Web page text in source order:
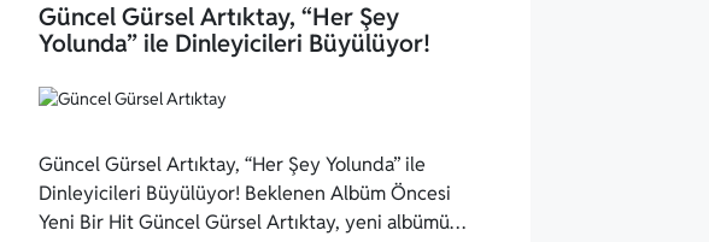
Güncel Gürsel Artıktay, “Her Şey
Yolunda” ile Dinleyicileri Büyülüyor!
Güncel Gürsel Artıktay, “Her Şey Yolunda” ile
Dinleyicileri Büyülüyor! Beklenen Albüm Öncesi
Yeni Bir Hit Güncel Gürsel Artıktay, yeni albümü…